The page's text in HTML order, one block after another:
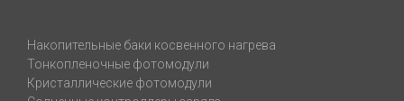
Накопительные баки косвенного нагрева
Тонкопленочные фотомодули
Кристаллические фотомодули